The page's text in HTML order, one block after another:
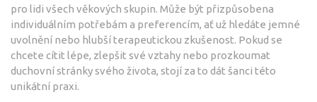
pro lidi všech věkových skupin. Může být přizpůsobena
individuálním potřebám a preferencím, ať už hledáte jemné
uvolnění nebo hlubší terapeutickou zkušenost. Pokud se
chcete cítit lépe, zlepšit své vztahy nebo prozkoumat
duchovní stránky svého života, stojí za to dát šanci této
unikátní praxi.